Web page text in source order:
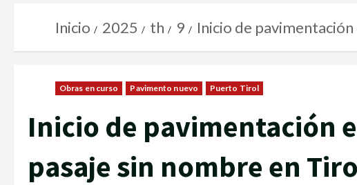
Inicio 2025 th 9 Inicio de
Obras en curso Pavimento nuevo Puerto Tirol
Inicio de pavimentación
pasaje sin nombre en